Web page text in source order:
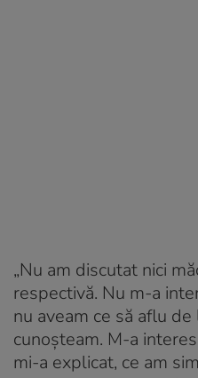
„Nu am discutat nici
respectivă. Nu m-a
nu aveam ce să aflu de
cunoșteam. M-a
mi-a explicat, ce am